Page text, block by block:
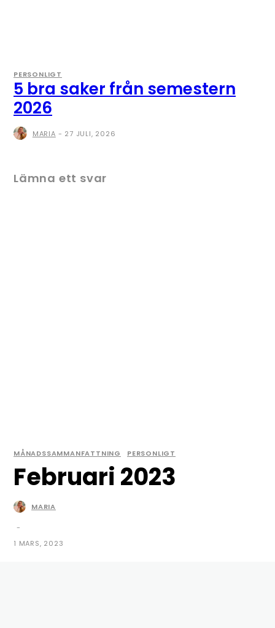
MÅNADSSAMMANFATTNING PERSONLIGT
Februari 2023
MARIA
-
1 MARS, 2023
PERSONLIGT
5 bra saker från semestern
2026
MARIA - 27 JULI, 2026
Lämna ett svar
© Copyright - Maria Carlsson | mariasmat.nu